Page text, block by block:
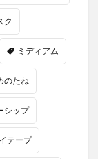
ク
ミディアム
のたね
シップ
テープ